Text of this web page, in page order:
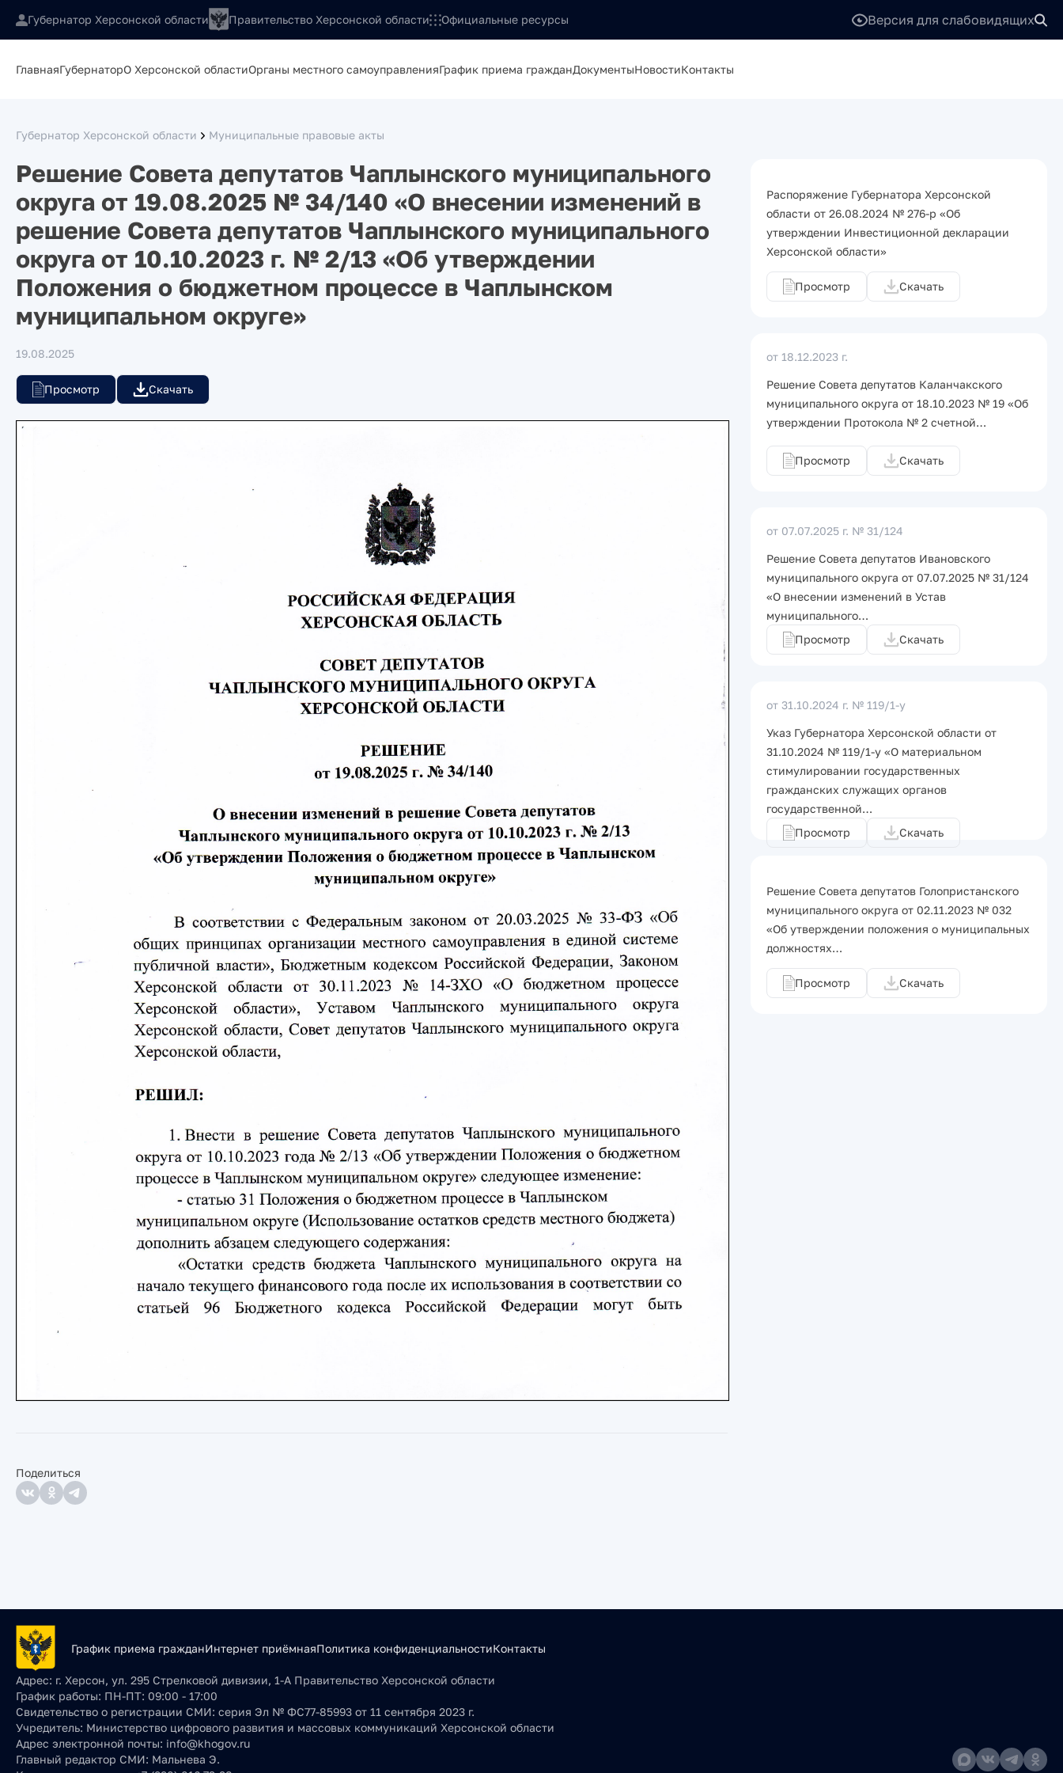
Губернатор Херсонской области Правительство Херсонской области Официальные ресурсы Версия для слабовидящих
ГлавнаяГубернаторО Херсонской областиОрганы местного самоуправленияГрафик приема гражданДокументыНовостиКонтакты
Губернатор Херсонской области Муниципальные правовые акты
Решение Совета депутатов Чаплынского муниципального
округа от 19.08.2025 № 34/140 «О внесении изменений в
решение Совета депутатов Чаплынского муниципального
округа от 10.10.2023 г. № 2/13 «Об утверждении
Положения о бюджетном процессе в Чаплынском
муниципальном округе»
19.08.2025
Просмотр Скачать
Поделиться
Распоряжение Губернатора Херсонской
области от 26.08.2024 № 276-р «Об
утверждении Инвестиционной декларации
Херсонской области»
Просмотр Скачать
от 18.12.2023 г.
Решение Совета депутатов Каланчакского
муниципального округа от 18.10.2023 № 19 «Об
утверждении Протокола № 2 счетной…
Просмотр Скачать
от 07.07.2025 г. № 31/124
Решение Совета депутатов Ивановского
муниципального округа от 07.07.2025 № 31/124
«О внесении изменений в Устав
муниципального…
Просмотр
Скачать
от 31.10.2024 г. № 119/1-у
Указ Губернатора Херсонской области от
31.10.2024 № 119/1-у «О материальном
стимулировании государственных
гражданских служащих органов
государственной…
Просмотр
Скачать
Решение Совета депутатов Голопристанского
муниципального округа от 02.11.2023 № 032
«Об утверждении положения о муниципальных
должностях…
Просмотр Скачать
График приема гражданИнтернет приёмнаяПолитика конфиденциальностиКонтакты
Адрес: г. Херсон, ул. 295 Стрелковой дивизии, 1-А Правительство Херсонской области
График работы: ПН-ПТ: 09:00 - 17:00
Свидетельство о регистрации СМИ: серия Эл № ФС77-85993 от 11 сентября 2023 г.
Учредитель: Министерство цифрового развития и массовых коммуникаций Херсонской области
Адрес электронной почты: info@khogov.ru
Главный редактор СМИ: Мальнева Э.